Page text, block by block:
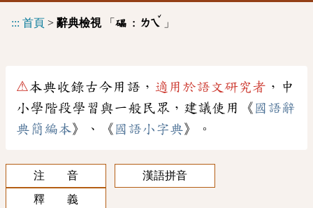
::: 首頁 > 辭典檢視「 礧 : ㄌㄟ
ˇ
」
⚠本典收錄古今用語， 適用於語文研究者 ，中
小學階段學習與一般民眾，建議使用《 國語辭
典簡編本》、《 國語小字典》。
注 音
漢語拼音
釋 義